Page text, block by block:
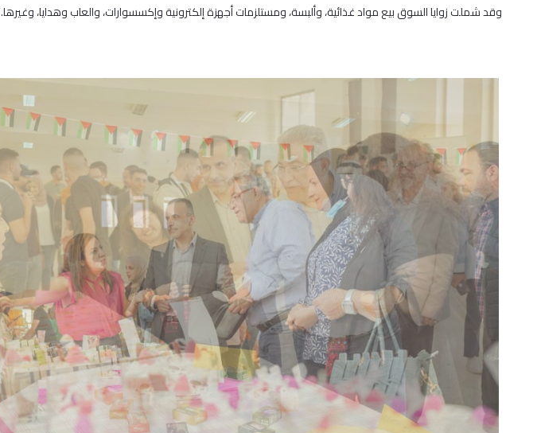
وقد شملت زوايا السوق بيع مواد غذائية، وألبسة، ومستلزمات أجهزة إلكترونية وإكسسوارات، والعاب وهدايا، وغيرها.